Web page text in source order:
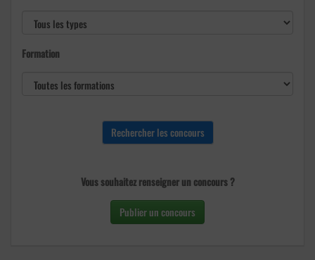
Formation
Vous souhaitez renseigner un concours ?
Publier un concours